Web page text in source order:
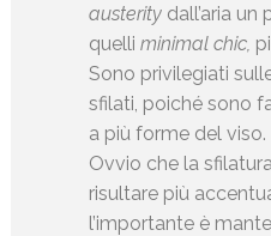
austerity dall’aria un
quelli minimal chic,
Sono privilegiati
sfilati, poiché sono
a più forme del viso.
Ovvio che la
risultare più
l’importante è